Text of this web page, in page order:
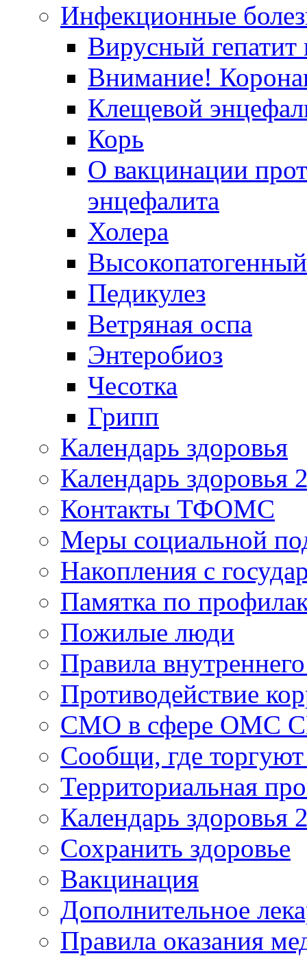
Инфекционные
Вирусный гепатит
Внимание!
Клещевой
Корь
О вакцинации
энцефалита
Холера
Педикулез
Ветряная оспа
Энтеробиоз
Чесотка
Грипп
Календарь здоровья
Календарь здоровья
Контакты ТФОМС
Меры социальной
Накопления с
Памятка по
Пожилые люди
Правила
Противодействие
СМО в сфере ОМС
Сообщи, где
Территориальная
Календарь здоровья
Сохранить здоровье
Вакцинация
Дополнительное
Правила оказания